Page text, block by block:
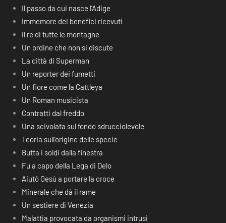
Il passo da cui nasce l’Adige
Immemore dei benefici ricevuti
Il re di tutte le montagne
Un ordine che non si discute
La città di Superman
Un reporter dei fumetti
Un fiore come la Cattleya
Un Roman musicista
Contratti dal freddo
Una scivolata sul fondo sdrucciolevole
Teoria sull’origine delle specie
Butta i soldi dalla finestra
Fu a capo della Lega di Delo
Aiutò Gesù a portare la croce
Minerale che dà il rame
Un sestiere di Venezia
Malattia provocata da organismi intrusi